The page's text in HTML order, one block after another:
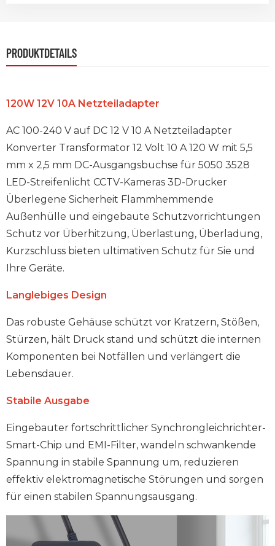
PRODUKTDETAILS
120W 12V 10A Netzteiladapter
AC 100-240 V auf DC 12 V 10 A Netzteiladapter
Konverter Transformator 12 Volt 10 A 120 W mit 5,5
mm x 2,5 mm DC-Ausgangsbuchse für 5050 3528
LED-Streifenlicht CCTV-Kameras 3D-Drucker
Überlegene Sicherheit Flammhemmende
Außenhülle und eingebaute Schutzvorrichtungen
Schutz vor Überhitzung, Überlastung, Überladung,
Kurzschluss bieten ultimativen Schutz für Sie und
Ihre Geräte.
Langlebiges Design
Das robuste Gehäuse schützt vor Kratzern, Stößen,
Stürzen, hält Druck stand und schützt die internen
Komponenten bei Notfällen und verlängert die
Lebensdauer.
Stabile Ausgabe
Eingebauter fortschrittlicher Synchrongleichrichter-
Smart-Chip und EMI-Filter, wandeln schwankende
Spannung in stabile Spannung um, reduzieren
effektiv elektromagnetische Störungen und sorgen
für einen stabilen Spannungsausgang.